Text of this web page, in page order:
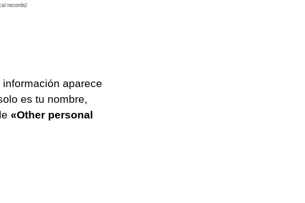
aparece
es tu nombre,
«Other personal